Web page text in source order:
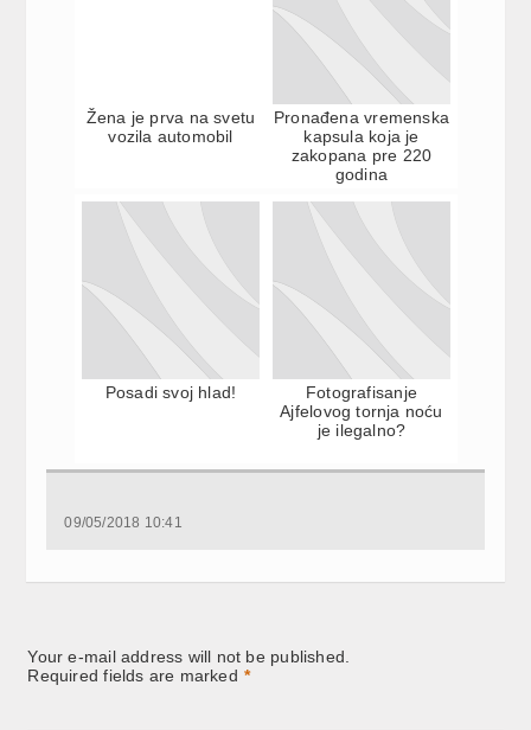
Žena je prva na svetu
vozila automobil
Pronađena vremenska
kapsula koja je
zakopana pre 220
godina
Posadi svoj hlad!
Fotografisanje
Ajfelovog tornja noću
je ilegalno?
09/05/2018 10:41
Your e-mail address will not be published.
Required fields are marked *